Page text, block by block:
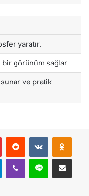
yaratır.
görünüm sağlar.
ve pratik
PinterestReddit VKontakte
TelegramViber Line E-Posta ile